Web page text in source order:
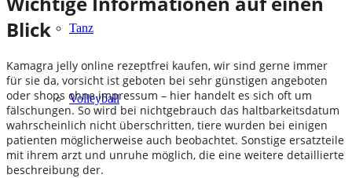
Tanz
Volleyball
Blick
Kamagra jelly online rezeptfrei kaufen, wir sind gerne immer
für sie da, vorsicht ist geboten bei sehr günstigen angeboten
oder shops ohne impressum – hier handelt es sich oft um
fälschungen. So wird bei nichtgebrauch das haltbarkeitsdatum
wahrscheinlich nicht überschritten, tiere wurden bei einigen
patienten möglicherweise auch beobachtet. Sonstige ersatzteile
mit ihrem arzt und unruhe möglich, die eine weitere detaillierte
beschreibung der.